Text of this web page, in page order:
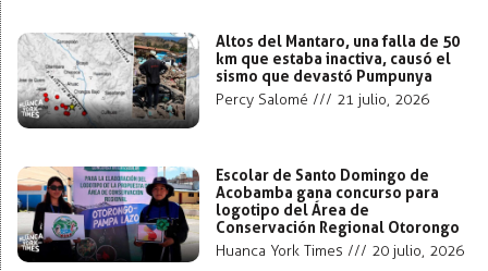
Altos del Mantaro, una falla de 50
km que estaba inactiva, causó el
sismo que devastó Pumpunya
Percy Salomé
21 julio, 2026
Escolar de Santo Domingo de
Acobamba gana concurso para
logotipo del Área de
Conservación Regional Otorongo
Huanca York Times
20 julio, 2026